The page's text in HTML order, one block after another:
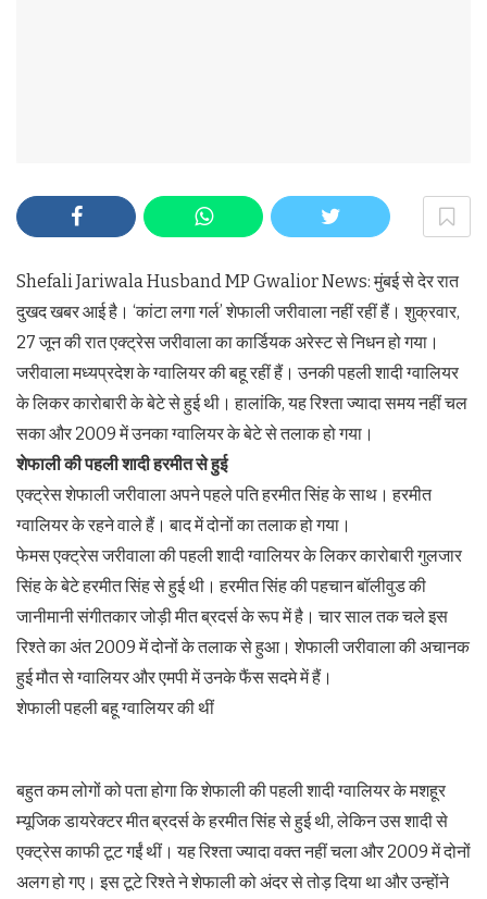
Shefali Jariwala Husband MP Gwalior News: मुंबई से देर रात
दुखद खबर आई है। ‘कांटा लगा गर्ल’ शेफाली जरीवाला नहीं रहीं हैं। शुक्रवार,
27 जून की रात एक्ट्रेस जरीवाला का कार्डियक अरेस्ट से निधन हो गया।
जरीवाला मध्यप्रदेश के ग्वालियर की बहू रहीं हैं। उनकी पहली शादी ग्वालियर
के लिकर कारोबारी के बेटे से हुई थी। हालांकि, यह रिश्ता ज्यादा समय नहीं चल
सका और 2009 में उनका ग्वालियर के बेटे से तलाक हो गया।
शेफाली की पहली शादी हरमीत से हुई
एक्ट्रेस शेफाली जरीवाला अपने पहले पति हरमीत सिंह के साथ। हरमीत
ग्वालियर के रहने वाले हैं। बाद में दोनों का तलाक हो गया।
फेमस एक्ट्रेस जरीवाला की पहली शादी ग्वालियर के लिकर कारोबारी गुलजार
सिंह के बेटे हरमीत सिंह से हुई थी। हरमीत सिंह की पहचान बॉलीवुड की
जानीमानी संगीतकार जोड़ी मीत ब्रदर्स के रूप में है। चार साल तक चले इस
रिश्ते का अंत 2009 में दोनों के तलाक से हुआ। शेफाली जरीवाला की अचानक
हुई मौत से ग्वालियर और एमपी में उनके फैंस सदमे में हैं।
शेफाली पहली बहू ग्वालियर की थीं
बहुत कम लोगों को पता होगा कि शेफाली की पहली शादी ग्वालियर के मशहूर
म्यूजिक डायरेक्टर मीत ब्रदर्स के हरमीत सिंह से हुई थी, लेकिन उस शादी से
एक्ट्रेस काफी टूट गईं थीं। यह रिश्ता ज्यादा वक्त नहीं चला और 2009 में दोनों
अलग हो गए। इस टूटे रिश्ते ने शेफाली को अंदर से तोड़ दिया था और उन्होंने